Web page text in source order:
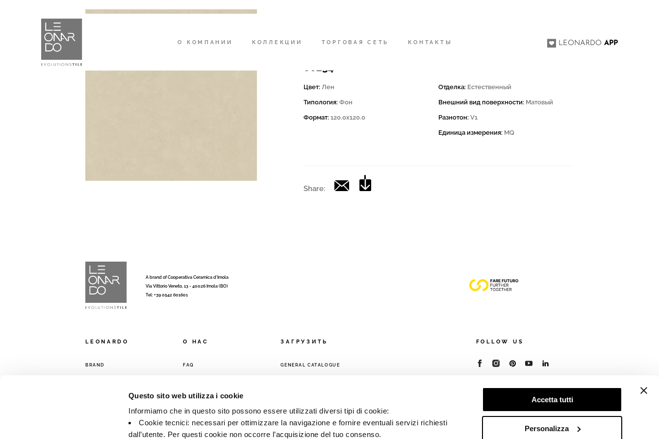
Questo sito web utilizza i cookie
Informiamo che in questo sito possono essere utilizzati diversi tipi di cookie:
Cookie tecnici: necessari per ottimizzare la navigazione e fornire eventuali servizi richiesti
dall’utente. Per questi cookie non occorre l’acquisizione del tuo consenso.
Accetta tutti
Personalizza
О КОМПАНИИ КОЛЛЕКЦИИ ТОРГОВАЯ СЕТЬ КОНТАКТЫ LEONARDOAPP
00234
Цвет: Лен
Типология: Фон
Формат: 120.0x120.0
Отделка: Естественный
Внешний вид поверхности: Матовый
Разнотон: V1
Единица измерения: MQ
Share:
A brand of Cooperativa Ceramica d’Imola
Via Vittorio Veneto, 13 - 40026 Imola (BO)
Tel: +39 0542 601601
LEONARDO
BRAND
O HAC
FAQ
ЗАГРУЗИТЬ
GENERAL CATALOGUE
FOLLOW US
© 2026 - Cooperativa Ceramica d’Imola
R.E.A. BO 5545